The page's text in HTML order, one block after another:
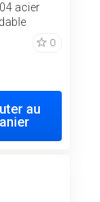
acier
0
au